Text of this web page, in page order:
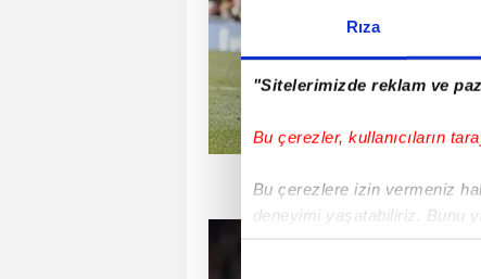
Rıza
"Sitelerimizde reklam ve
Bu çerezler, kullanıcıların
Bu çerezlere izin vermeniz
deneyimi yaşatabiliriz. Bunu
içerikleri sunabilmek adına